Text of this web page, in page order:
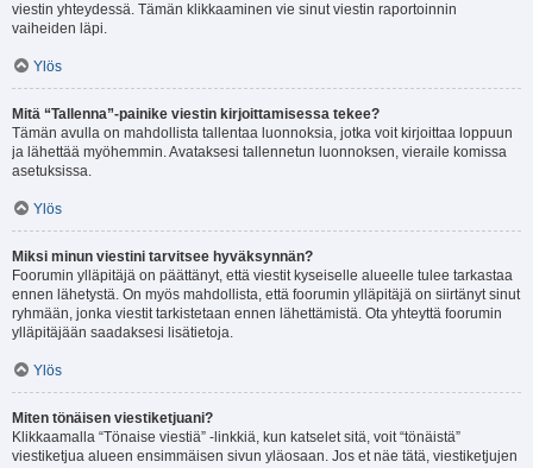
viestin yhteydessä. Tämän klikkaaminen vie sinut viestin raportoinnin
vaiheiden läpi.
Ylös
Mitä “Tallenna”-painike viestin kirjoittamisessa tekee?
Tämän avulla on mahdollista tallentaa luonnoksia, jotka voit kirjoittaa loppuun
ja lähettää myöhemmin. Avataksesi tallennetun luonnoksen, vieraile komissa
asetuksissa.
Ylös
Miksi minun viestini tarvitsee hyväksynnän?
Foorumin ylläpitäjä on päättänyt, että viestit kyseiselle alueelle tulee tarkastaa
ennen lähetystä. On myös mahdollista, että foorumin ylläpitäjä on siirtänyt sinut
ryhmään, jonka viestit tarkistetaan ennen lähettämistä. Ota yhteyttä foorumin
ylläpitäjään saadaksesi lisätietoja.
Ylös
Miten tönäisen viestiketjuani?
Klikkaamalla “Tönaise viestiä” -linkkiä, kun katselet sitä, voit “tönäistä”
viestiketjua alueen ensimmäisen sivun yläosaan. Jos et näe tätä, viestiketjujen